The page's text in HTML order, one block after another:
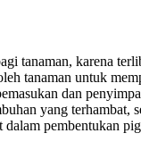
tanaman, karena
tanaman untuk
dan
yang terhambat,
pembentukan